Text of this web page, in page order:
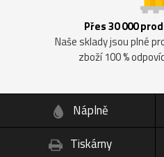
Přes 30 000
Naše sklady jsou plné
zboží 100 %
Náplně
Tiskárny